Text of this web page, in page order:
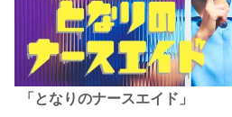
「となりのナースエイド」